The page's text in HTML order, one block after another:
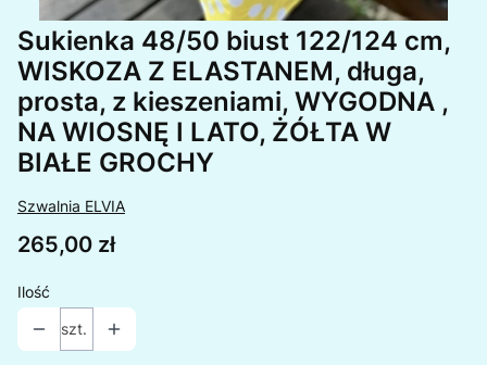
Sukienka 48/50 biust 122/124 cm,
WISKOZA Z ELASTANEM, długa,
prosta, z kieszeniami, WYGODNA ,
NA WIOSNĘ I LATO, ŻÓŁTA W
BIAŁE GROCHY
Szwalnia ELVIA
Cena
265,00 zł
Ilość
szt.